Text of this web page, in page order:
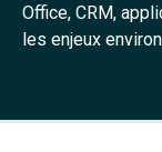
Office, CRM,
les enjeux